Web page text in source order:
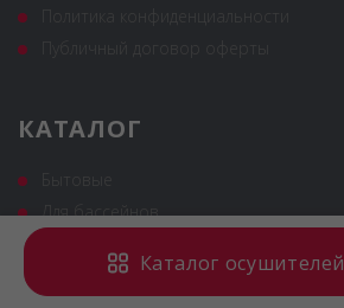
КАТАЛОГ
Для бассейнов
Сушильные шкафы и камеры
Каталог осушителей